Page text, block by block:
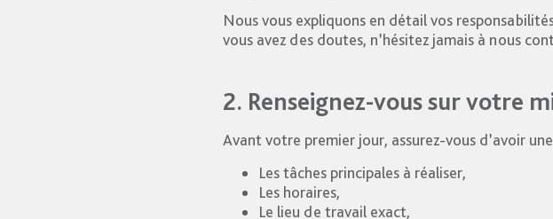
Nous vous expliquons en détail vos
vous avez des doutes, n’hésitez jamais à nous
2. Renseignez-vous sur votre
Avant votre premier jour, assurez-vous d’avoir
Les tâches principales à réaliser,
Les horaires,
Le lieu de travail exact,